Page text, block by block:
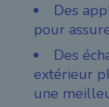
Des
pour
Des
extérieur
une